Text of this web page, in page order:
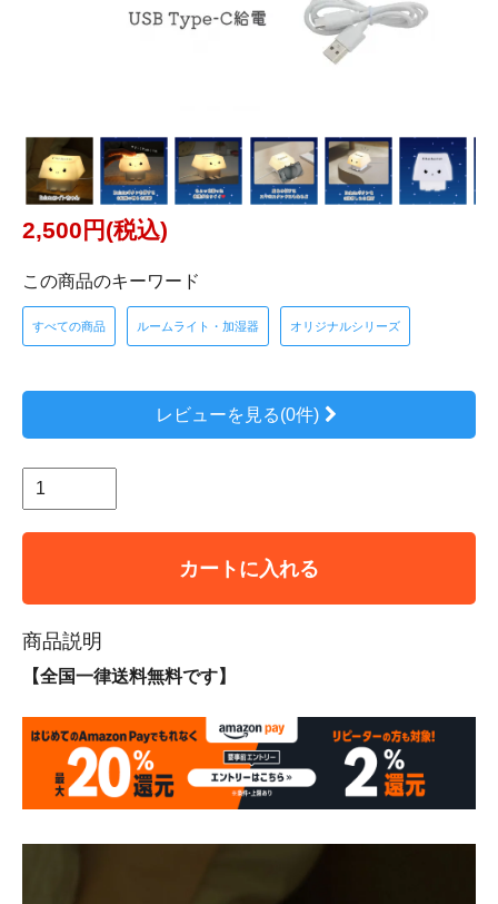
2,500円(税込)
この商品のキーワード
すべての商品 ルームライト・加湿器 オリジナルシリーズ
レビューを見る(0件)
カートに入れる
商品説明
【全国一律送料無料です】